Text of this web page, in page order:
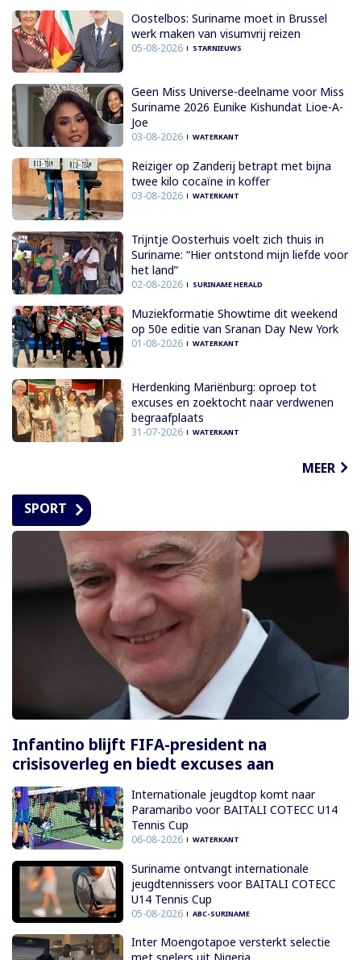
Oostelbos: Suriname moet in Brussel
werk maken van visumvrij reizen
05-08-2026 STARNIEUWS
Geen Miss Universe-deelname voor Miss
Suriname 2026 Eunike Kishundat Lioe-A-
Joe
03-08-2026 WATERKANT
Reiziger op Zanderij betrapt met bijna
twee kilo cocaïne in koffer
03-08-2026 WATERKANT
Trijntje Oosterhuis voelt zich thuis in
Suriname: “Hier ontstond mijn liefde voor
het land”
02-08-2026 SURINAME HERALD
Muziekformatie Showtime dit weekend
op 50e editie van Sranan Day New York
01-08-2026 WATERKANT
Herdenking Mariënburg: oproep tot
excuses en zoektocht naar verdwenen
begraafplaats
31-07-2026 WATERKANT
MEER
SPORT
Infantino blijft FIFA-president na
crisisoverleg en biedt excuses aan
Internationale jeugdtop komt naar
Paramaribo voor BAITALI COTECC U14
Tennis Cup
06-08-2026 WATERKANT
Suriname ontvangt internationale
jeugdtennissers voor BAITALI COTECC
U14 Tennis Cup
05-08-2026 ABC-SURINAME
Inter Moengotapoe versterkt selectie